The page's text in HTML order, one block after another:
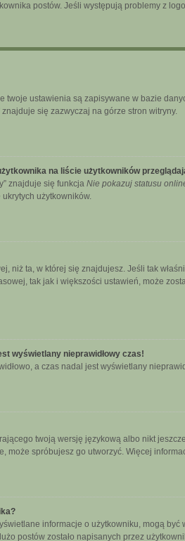
postów. Jeśli występują problemy z
twoje ustawienia są zapisywane w bazie
się zazwyczaj na górze stron witryny.
na liście użytkowników
znajduje się funkcja Nie pokazuj statusu
użytkowników.
niż ta, w której się znajdujesz. Jeśli tak
tak jak i większości ustawień, może
wyświetlany nieprawidłowy czas!
a czas nadal jest wyświetlany
twoją wersję językową albo nikt
może spróbujesz go utworzyć. Więcej
informacje o użytkowniku, mogą
postów zostało napisanych przez